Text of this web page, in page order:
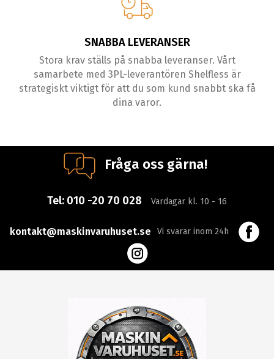
SNABBA LEVERANSER
Stora krav ställs på snabba leveranser. Vårt
samarbete med 3PL-leverantören Shelfless är
strategiskt viktigt för att du som kund snabbt ska få
dina varor.
Fråga oss gärna!
Tel: 010 -20 70 028 Vardagar kl. 10 - 16
kontakt@maskinvaruhuset.se Vi svarar inom 24h